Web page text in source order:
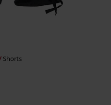
Shorts